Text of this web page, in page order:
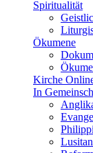
Spiritualität
Ökumene
Kirche
In